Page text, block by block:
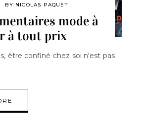
BY NICOLAS PAQUET
mode à
à tout prix
être confiné chez soi n'est pas